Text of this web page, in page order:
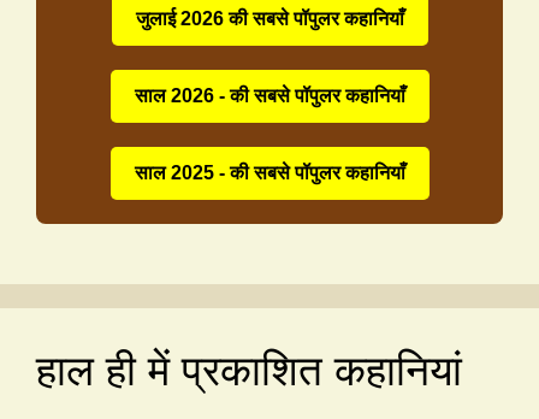
जुलाई 2026 की सबसे पॉपुलर कहानियाँ
साल 2026 - की सबसे पॉपुलर कहानियाँ
साल 2025 - की सबसे पॉपुलर कहानियाँ
हाल ही में प्रकाशित कहानियां